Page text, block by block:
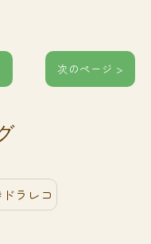
次のページ >
ラレコ